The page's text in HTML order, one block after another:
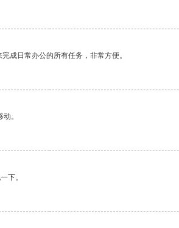
成日常办公的所有任务，非常方便。
。
下。